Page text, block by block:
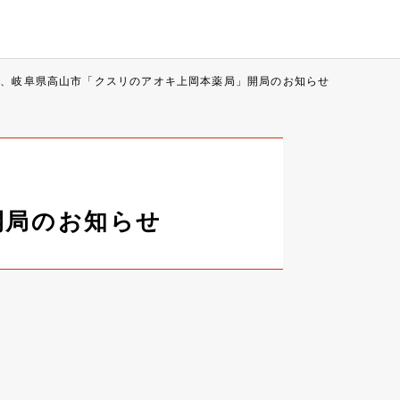
岐阜県高山市「クスリのアオキ上岡本薬局」開局のお知らせ
のお知らせ